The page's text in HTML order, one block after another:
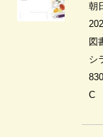
朝
図
シ
C